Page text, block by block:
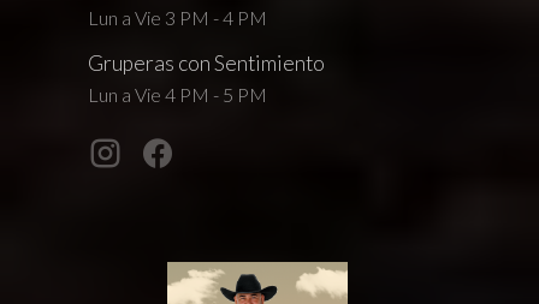
Lun a Vie 3 PM - 4 PM
Gruperas con Sentimiento
Lun a Vie 4 PM - 5 PM